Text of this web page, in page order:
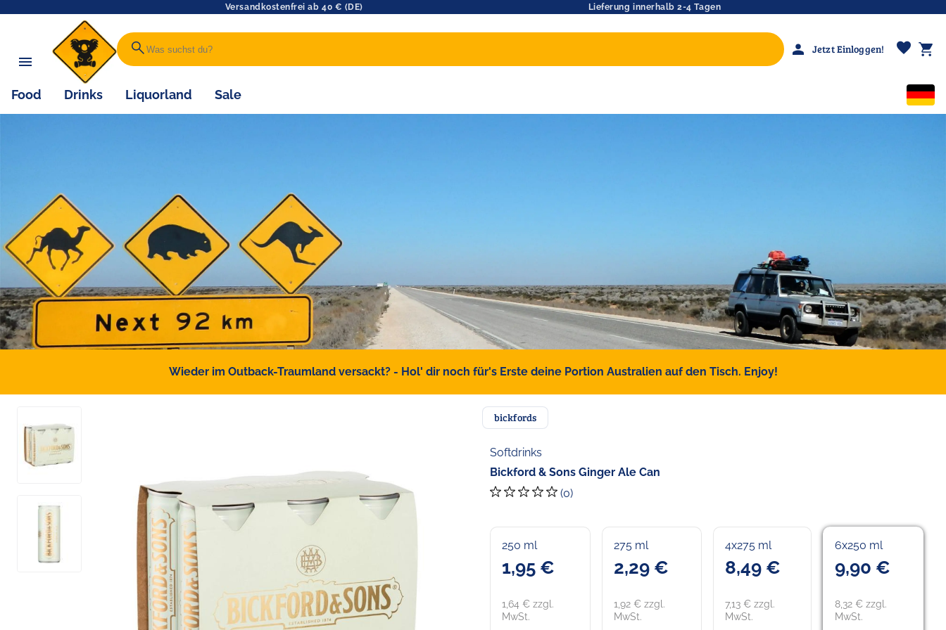
Versandkostenfrei ab 40 € (DE) Lieferung innerhalb 2-4 Tagen
search person Jetzt Einloggen! favorite shopping_cart
Food Drinks Liquorland Sale
Wieder im Outback-Traumland versackt? - Hol' dir noch für's Erste deine Portion Australien auf den Tisch. Enjoy!
bickfords
Softdrinks
Bickford & Sons Ginger Ale Can
(0)
250 ml
1,95 €
1,64 € zzgl.
MwSt.
275 ml
2,29 €
1,92 € zzgl.
MwSt.
4x275 ml
8,49 €
7,13 € zzgl.
MwSt.
6x250 ml
9,90 €
8,32 € zzgl.
MwSt.